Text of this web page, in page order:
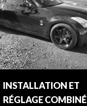
INSTALLATION ET
RÉGLAGE COMBINÉ